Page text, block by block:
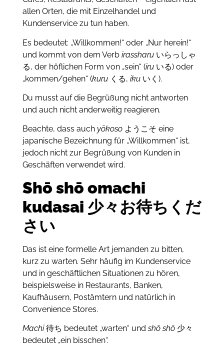
allen Orten, die mit Einzelhandel und
Kundenservice zu tun haben.
Es bedeutet: „Willkommen!“ oder „Nur herein!“
und kommt von dem Verb irassharuいらっしゃ
る, der höflichen Form von „sein“ (iruいる) oder
„kommen/gehen“ (kuruくる, ikuいく).
Du musst auf die Begrüßung nicht antworten
und auch nicht anderweitig reagieren.
Beachte, dass auch yōkosoようこそ eine
japanische Bezeichnung für „Willkommen“ ist,
jedoch nicht zur Begrüßung von Kunden in
Geschäften verwendet wird.
Shō shō omachi
kudasai 少々お待ちくだ
さい
Das ist eine formelle Art jemanden zu bitten,
kurz zu warten. Sehr häufig im Kundenservice
und in geschäftlichen Situationen zu hören,
beispielsweise in Restaurants, Banken,
Kaufhäusern, Postämtern und natürlich in
Convenience Stores.
Machi待ち bedeutet „warten“ undshō shō少々
bedeutet „ein bisschen“.